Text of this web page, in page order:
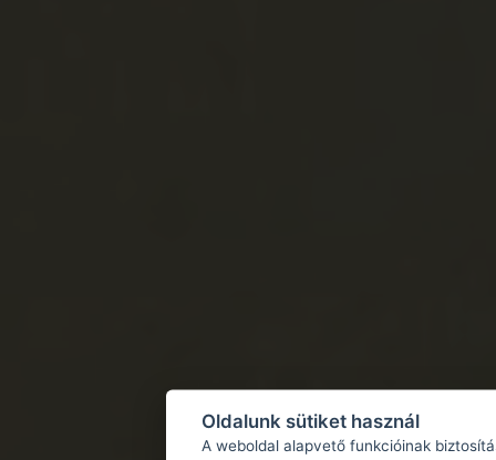
Oldalunk sütiket használ
A weboldal alapvető funkcióinak